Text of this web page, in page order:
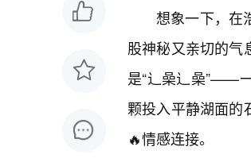
想象一下，在
股神秘又亲切的气
是“辶喿辶喿”——
颗投入平静湖面的
🔥情感连接。